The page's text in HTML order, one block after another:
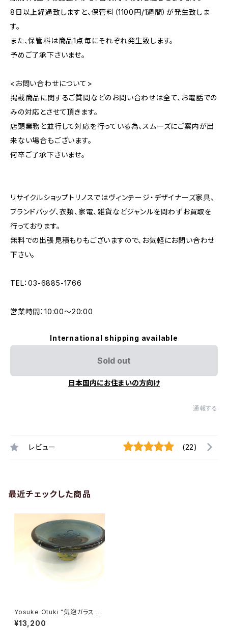
8日以上経過致しますと、保管料（1100円/1週間）が発生致しま
す。
また、保管料は商品1点毎にそれぞれ発生致します。
予めご了承下さいませ。
<お問い合わせについて>
掲載商品に関するご質問などのお問い合わせは全て、お電話での
みの対応とさせて頂きます。
店頭業務と並行して対応を行っている為、スムーズにご案内が出
来ない場合もございます。
何卒ご了承下さいませ。
リサイクルショップトリノスではヴィンテージ・デザイナーズ家具、
ブランドバッグ、衣類、家電、雑貨などジャンルを問わずお買取を
行っております。
無料での出張見積もりもございますので、お気軽にお問い合わせ
下さい。
TEL：03-6885-1766
営業時間：10:00〜20:00
International shipping available
Sold out
日本国内にお住まいの方向け
通報する
レビュー (22)
最近チェックした商品
Yosuke Otuki "気泡ガラス コ
ンフォート"
¥13,200